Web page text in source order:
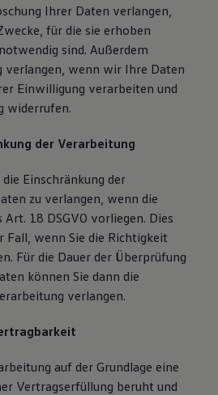
Ihrer Daten verlangen,
für die sie erhoben
sind. Außerdem
verlangen, wenn wir Ihre Daten
Einwilligung verarbeiten und
widerrufen.
der Verarbeitung
Einschränkung der
zu verlangen, wenn die
Art. 18 DSGVO vorliegen. Dies
Fall, wenn Sie die Richtigkeit
Für die Dauer der Überprüfung
können Sie dann die
verlangen.
auf der Grundlage eine
Vertragserfüllung beruht und